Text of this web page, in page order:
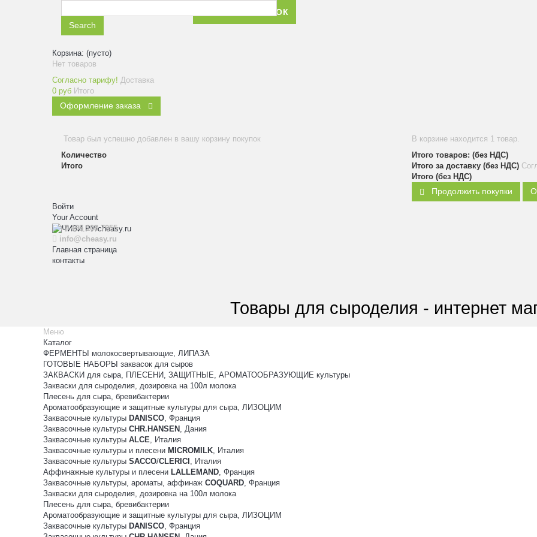
ЗАКАЗАТЬ ЗВОНОК
Search
Корзина: (пусто)
Нет товаров
Согласно тарифу! Доставка
0 руб Итого
Оформление заказа
Товар был успешно добавлен в вашу корзину покупок
Количество
Итого
В корзине находится 1 товар.
Итого товаров: (без НДС)
Итого за доставку (без НДС)
Итого (без НДС)
Продолжить покупки
Войти
Your Account
+7 495 108 7955
info@cheasy.ru
Главная страница
контакты
Товары для сыроделия - интернет
Меню
Каталог
ФЕРМЕНТЫ молокосвертывающие, ЛИПАЗА
ГОТОВЫЕ НАБОРЫ заквасок для сыров
ЗАКВАСКИ для сыра, ПЛЕСЕНИ, ЗАЩИТНЫЕ, АРОМАТООБРАЗУЮЩИЕ культуры
Закваски для сыроделия, дозировка на 100л молока
Плесень для сыра, бревибактерии
Ароматообразующие и защитные культуры для сыра, ЛИЗОЦИМ
Заквасочные культуры DANISCO, Франция
Заквасочные культуры CHR.HANSEN , Дания
Заквасочные культуры ALCE, Италия
Заквасочные культуры и плесени MICROMILK, Италия
Заквасочные культуры SACCO/CLERICI , Италия
Аффинажные культуры и плесени LALLEMAND, Франция
Заквасочные культуры, ароматы, аффинаж COQUARD, Франция
Закваски для сыроделия, дозировка на 100л молока
Плесень для сыра, бревибактерии
Ароматообразующие и защитные культуры для сыра, ЛИЗОЦИМ
Заквасочные культуры DANISCO, Франция